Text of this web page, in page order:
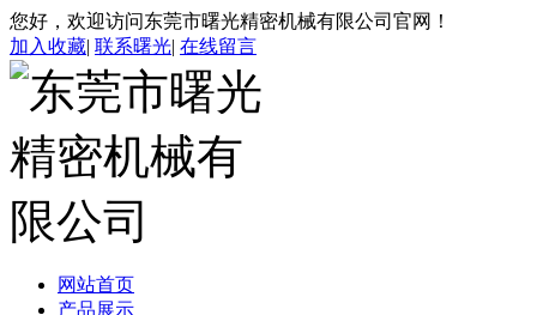
您好，欢迎访问东莞市曙光精密机械有限公司官网！
加入收藏| 联系曙光| 在线留言
网站首页
产品展示